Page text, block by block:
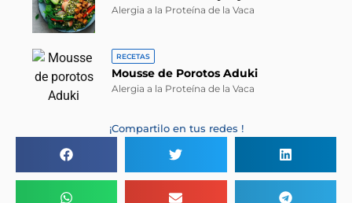
Alergia a la Proteína de la Vaca
RECETAS
Mousse de Porotos Aduki
Alergia a la Proteína de la Vaca
¡Compartilo en tus redes !